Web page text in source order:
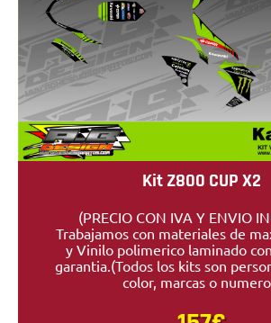
Kit Z800 CUP X2
(PRECIO CON IVA Y ENVIO
Trabajamos con materiales de
y Vinilo polimerico laminado
garantia.(Todos los kits son
color, marcas o